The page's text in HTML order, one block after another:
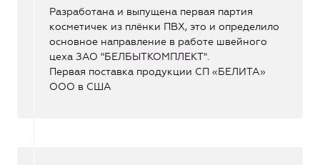
Разработана и выпущена первая партия
косметичек из плёнки ПВХ, это и определило
основное направление в работе швейного
цеха ЗАО "БЕЛБЫТКОМПЛЕКТ".
Первая поставка продукции СП «БЕЛИТА»
ООО в США